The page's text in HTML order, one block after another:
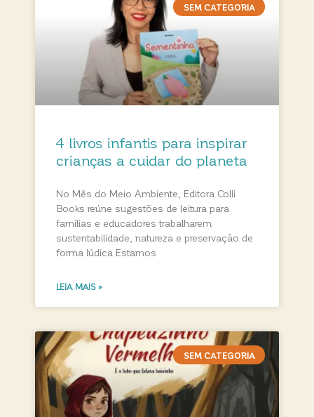
SEM CATEGORIA
4 livros infantis para inspirar
crianças a cuidar do planeta
No Mês do Meio Ambiente, Editora Colli
Books reúne sugestões de leitura para
famílias e educadores trabalharem
sustentabilidade, natureza e preservação de
forma lúdica Estamos
LEIA MAIS »
SEM CATEGORIA